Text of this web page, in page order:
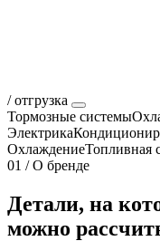
/ отгрузка
Тормозные системы
Электрика
ОхлаждениеТопливная
01 / О бренде
Детали, на
можно